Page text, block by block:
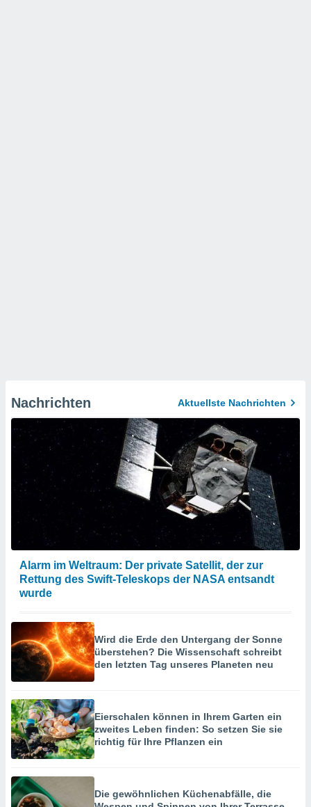
Nachrichten Aktuellste Nachrichten
Alarm im Weltraum: Der private Satellit, der zur
Rettung des Swift-Teleskops der NASA entsandt
wurde
Wird die Erde den Untergang der Sonne
überstehen? Die Wissenschaft schreibt
den letzten Tag unseres Planeten neu
Eierschalen können in Ihrem Garten ein
zweites Leben finden: So setzen Sie sie
richtig für Ihre Pflanzen ein
Die gewöhnlichen Küchenabfälle, die